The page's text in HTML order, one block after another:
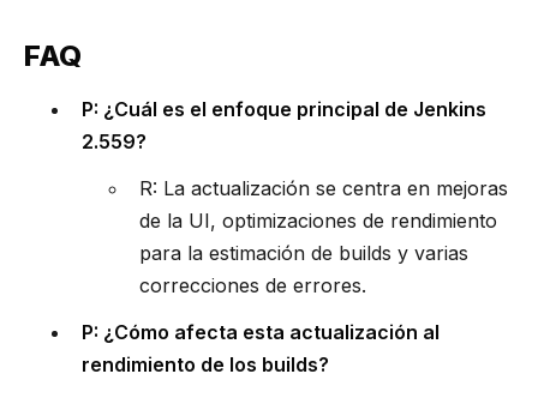
FAQ
P: ¿Cuál es el enfoque principal de Jenkins
2.559?
R: La actualización se centra en mejoras
de la UI, optimizaciones de rendimiento
para la estimación de builds y varias
correcciones de errores.
P: ¿Cómo afecta esta actualización al
rendimiento de los builds?